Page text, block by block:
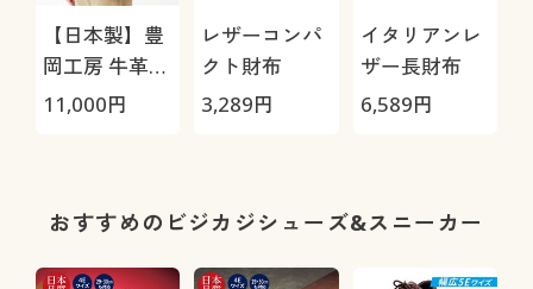
【日本製】豊
岡工房 牛革使
いバッグ
11,000円
レザーコンパ
クト財布
3,289円
イタリアンレ
ザー長財布
6,589円
おすすめのビジカジシューズ&スニーカー